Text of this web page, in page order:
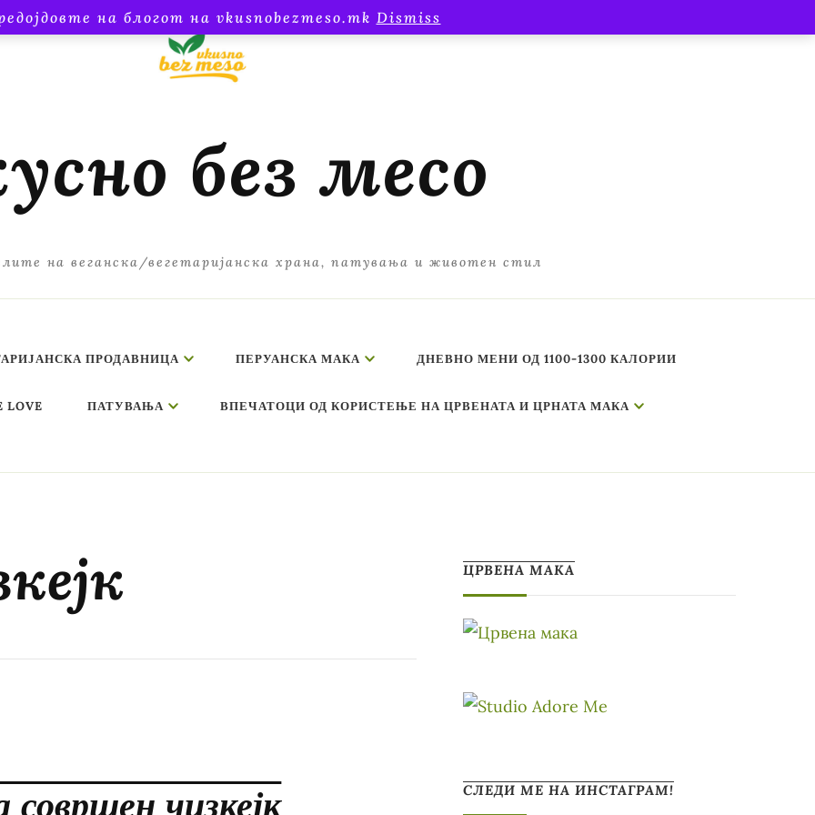
на блогот на vkusnobezmeso.mk Dismiss
без месо
на веганска/вегетаријанска храна, патувања и животен стил
ПРОДАВНИЦА ПЕРУАНСКА МАКА ДНЕВНО МЕНИ ОД 1100-1300 КАЛОРИИ
LOVE ПАТУВАЊА ВПЕЧАТОЦИ ОД КОРИСТЕЊЕ НА ЦРВЕНАТА И ЦРНАТА МАКА
чизкејк
ЦРВЕНА МАКА
СЛЕДИ МЕ НА ИНСТАГРАМ!